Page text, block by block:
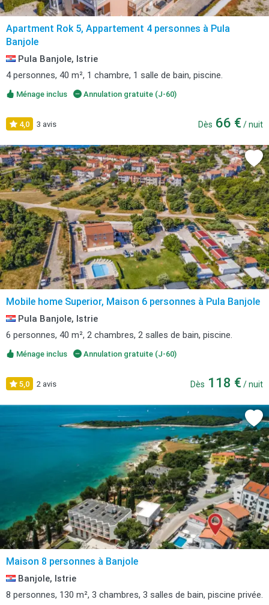
Apartment Rok 5, Appartement 4 personnes à Pula
Banjole
Pula Banjole, Istrie
4 personnes, 40 m², 1 chambre, 1 salle de bain, piscine.
Ménage inclus Annulation gratuite (J-60)
4,0 3 avis Dès 66 € / nuit
Mobile home Superior, Maison 6 personnes à Pula Banjole
Pula Banjole, Istrie
6 personnes, 40 m², 2 chambres, 2 salles de bain, piscine.
Ménage inclus Annulation gratuite (J-60)
5,0 2 avis Dès 118 € / nuit
Maison 8 personnes à Banjole
Banjole, Istrie
8 personnes, 130 m², 3 chambres, 3 salles de bain, piscine privée.